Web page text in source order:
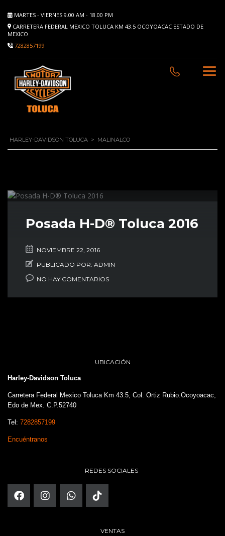
MARTES - VIERNES 9.00 AM - 18.00 PM
CARRETERA FEDERAL MEXICO TOLUCA KM 43.5 OCOYOACAC ESTADO DE
MEXICO
7282857199
HARLEY-DAVIDSON TOLUCA > MALINALCO
Posada H-D® Toluca 2016
NOVIEMBRE 22, 2016
PUBLICADO POR: ADMIN
NO HAY COMENTARIOS
UBICACIÓN
Harley-Davidson Toluca
Carretera Federal Mexico Toluca Km 43.5, Col. Ortiz Rubio.Ocoyoacac,
Edo de Mex. C.P.52740
Tel: 7282857199
Encuéntranos
REDES SOCIALES
VENTAS